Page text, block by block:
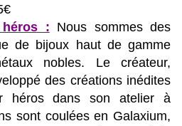
héros : Nous sommes des
de bijoux haut de gamme
nobles. Le créateur,
des créations inédites
héros dans son atelier à
sont coulées en Galaxium,